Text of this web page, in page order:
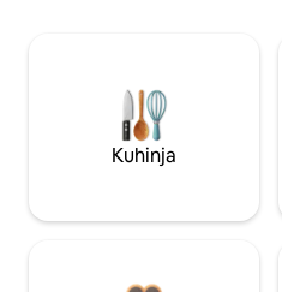
Kuhinja